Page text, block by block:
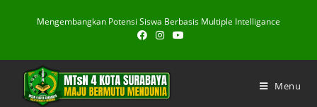
Mengembangkan Potensi Siswa Berbasis Multiple Intelligance
Menu